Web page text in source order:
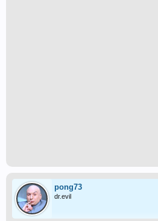
pong73
dr.evil